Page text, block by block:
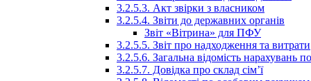
3.2.5.3. Акт звірки з власником
3.2.5.4. Звіти до державних органів
Звіт «Вітрина» для ПФУ
3.2.5.5. Звіт про надходження та витрати
3.2.5.6. Загальна відомість нарахувань
3.2.5.7. Довідка про склад сім’ї